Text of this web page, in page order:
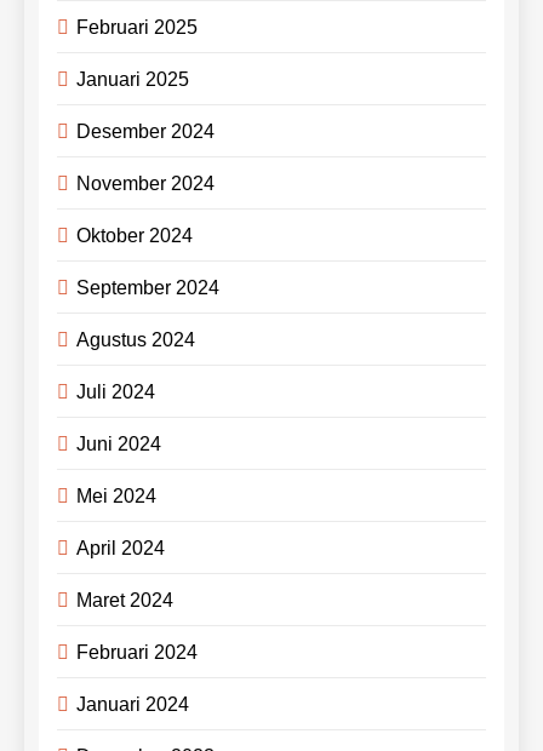
Februari 2025
Januari 2025
Desember 2024
November 2024
Oktober 2024
September 2024
Agustus 2024
Juli 2024
Juni 2024
Mei 2024
April 2024
Maret 2024
Februari 2024
Januari 2024